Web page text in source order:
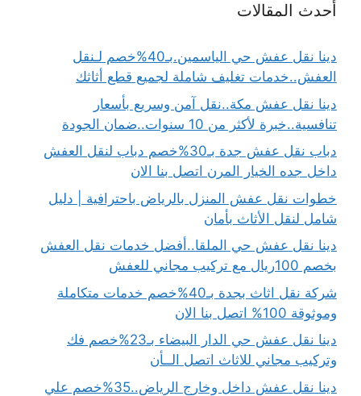
أحدث المقالات
دينا نقل عفش حي الياسمين.بـ40%خصم لـنقل
العفش..خدمات تغليف شاملة لجميع قطع أثاثك
دينا نقل عفش مكة..نقل آمن وسريع بأسعار
تنافسية..خبرة لأكثر من 10 سنوات..ضمان الجودة
دباب نقل عفش جدة بـ30%خصم دباب لنقل العفش
داخل جده الخيار المرن اتصل بنا الان
خطوات نقل عفش المنزل بالرياض باحترافية | دليل
شامل لنقل الأثاث بأمان
دينا نقل عفش حي الملقا..أفضل خدمات نقل العفش
بخصم 100ريال مع تركيب مجاني للعفش
شركة نقل اثاث بجدة بـ40%خصم خدمات متكاملة
وموثوقة 100% اتصل بنا الان
دينا نقل عفش حي الدار البيضاء بـ23%خصم فك
وتركيب مجاني للاثاث اتصل الــأن
دينا نقل عفش داخل وخارج الرياض..35%خصم علي